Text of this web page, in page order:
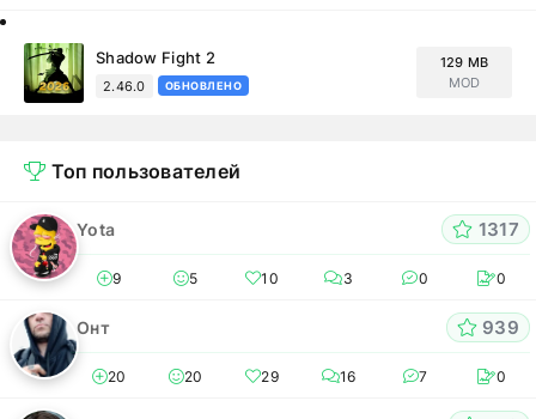
Shadow Fight 2
2.46.0 ОБНОВЛЕНО
129 MB
MOD
Топ пользователей
Yota 1317
9 5 10 3 0 0
Онт 939
20 20 29 16 7 0